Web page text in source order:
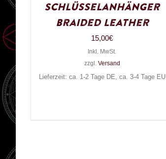
Schlüsselanhänger
Braided Leather
15,00€
Inkl. MwSt.
zzgl. Versand
Lieferzeit: ca. 1-2 Tage DE, ca. 3-4 Tage EU